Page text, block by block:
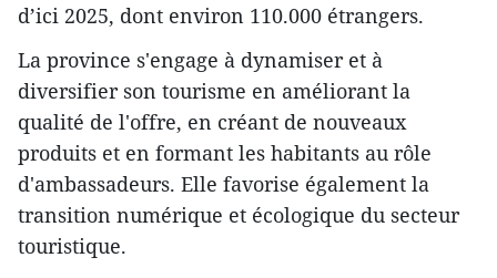
d’ici 2025, dont environ 110.000 étrangers.
La province s'engage à dynamiser et à
diversifier son tourisme en améliorant la
qualité de l'offre, en créant de nouveaux
produits et en formant les habitants au rôle
d'ambassadeurs. Elle favorise également la
transition numérique et écologique du secteur
touristique.